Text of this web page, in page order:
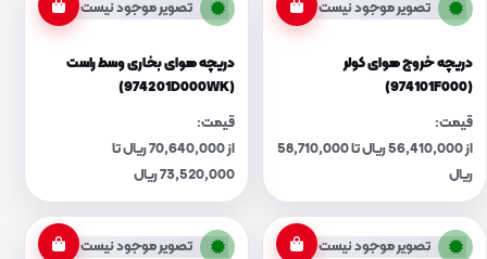
تصویر موجود نیست
دریچه خروج هوای کولر
(974101F000)
قیمت:
از 56,410,000 ریال تا 58,710,000
ریال
تصویر موجود نیست
دریچه هوای بخاری وسط راست
(974201D000WK)
قیمت:
از 70,640,000 ریال تا
73,520,000 ریال
تصویر موجود نیست تصویر موجود نیست